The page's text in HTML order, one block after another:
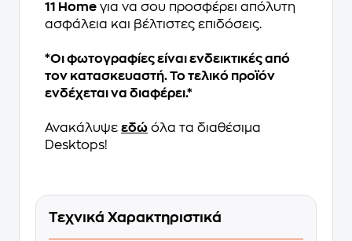
11 Home για να σου προσφέρει απόλυτη
ασφάλεια και βέλτιστες επιδόσεις.
*Οι φωτογραφίες είναι ενδεικτικές από
τον κατασκευαστή. Το τελικό προϊόν
ενδέχεται να διαφέρει.*
Ανακάλυψε εδώ όλα τα διαθέσιμα
Desktops!
Τεχνικά Χαρακτηριστικά